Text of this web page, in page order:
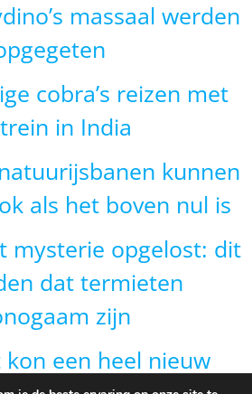
massaal werden
cobra’s reizen met
in India
kunnen
als het boven nul is
mysterie opgelost: dit
dat termieten
zijn
kon een heel nieuw